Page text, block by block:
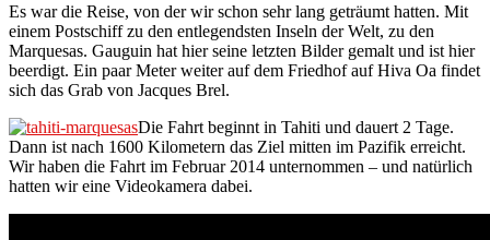
Es war die Reise, von der wir schon sehr lang geträumt hatten. Mit
einem Postschiff zu den entlegendsten Inseln der Welt, zu den
Marquesas. Gauguin hat hier seine letzten Bilder gemalt und ist hier
beerdigt. Ein paar Meter weiter auf dem Friedhof auf Hiva Oa findet
sich das Grab von Jacques Brel.
Die Fahrt beginnt in Tahiti und dauert 2 Tage.
Dann ist nach 1600 Kilometern das Ziel mitten im Pazifik erreicht.
Wir haben die Fahrt im Februar 2014 unternommen – und natürlich
hatten wir eine Videokamera dabei.